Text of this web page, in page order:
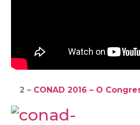
2 – CONAD 2016 – O